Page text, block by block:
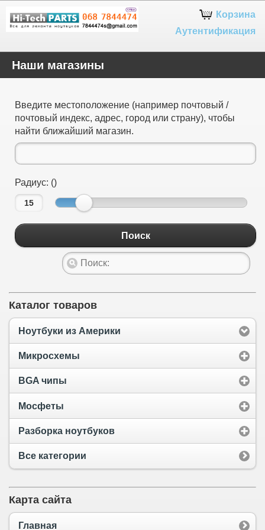
Корзина
Аутентификация
Наши магазины
Введите местоположение (например почтовый /
почтовый индекс, адрес, город или страну), чтобы
найти ближайший магазин.
Радиус: ()
Поиск
Каталог товаров
Ноутбуки из Америки
Микросхемы
BGA чипы
Мосфеты
Разборка ноутбуков
Все категории
Карта сайта
Главная